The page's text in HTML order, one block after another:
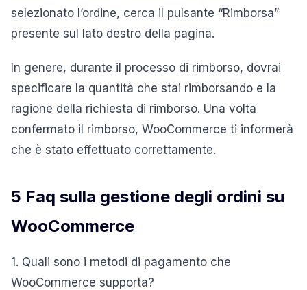
selezionato l’ordine, cerca il pulsante “Rimborsa”
presente sul lato destro della pagina.
In genere, durante il processo di rimborso, dovrai
specificare la quantità che stai rimborsando e la
ragione della richiesta di rimborso. Una volta
confermato il rimborso, WooCommerce ti informerà
che è stato effettuato correttamente.
5 Faq sulla gestione degli ordini su
WooCommerce
1. Quali sono i metodi di pagamento che
WooCommerce supporta?